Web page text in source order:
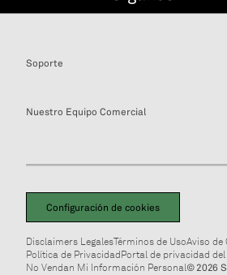
Soporte
Nuestro Equipo Comercial
Configuración de cookies
Disclaimers LegalesTérminos de UsoAviso de
Política de PrivacidadPortal de privacidad del
No Vendan Mi Información Personal© 2026